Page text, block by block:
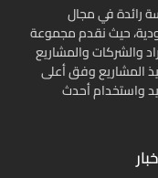
رائدة في مجال
حيث نقدم مجموعة
والشركات والمشاريع
المشاريع وفق أعلى
واستخدام أحدث